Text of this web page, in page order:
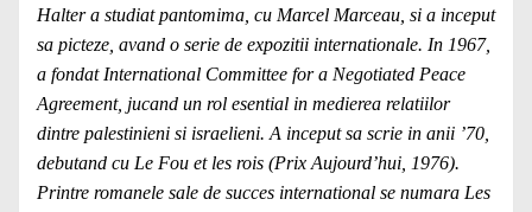
Halter a studiat pantomima, cu Marcel Marceau, si a inceput
sa picteze, avand o serie de expozitii internationale. In 1967,
a fondat International Committee for a Negotiated Peace
Agreement, jucand un rol esential in medierea relatiilor
dintre palestinieni si israelieni. A inceput sa scrie in anii ’70,
debutand cu Le Fou et les rois (Prix Aujourd’hui, 1976).
Printre romanele sale de succes international se numara Les